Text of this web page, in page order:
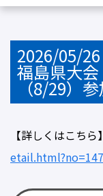
区分
エリアを選択
日時を選択す
期限
終了講座・終
2026/05/
福島県大
（8/29）参
【詳しくはこちら】